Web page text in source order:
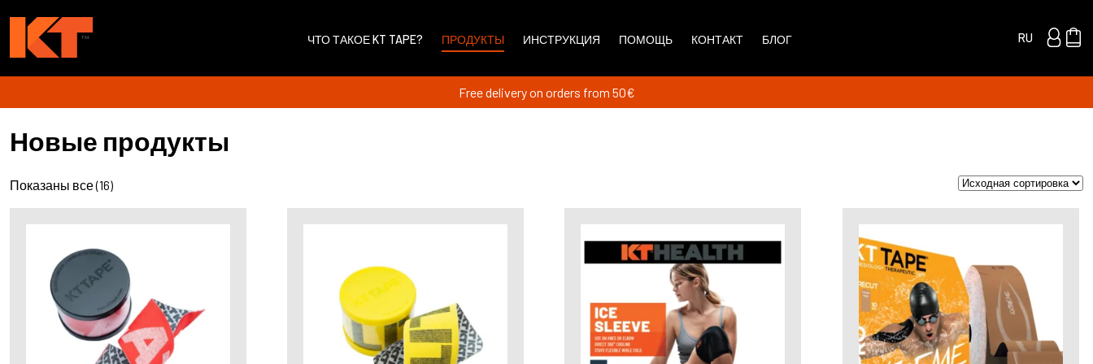
ЧТО ТАКОЕ KT TAPE? ПРОДУКТЫ ИНСТРУКЦИЯ ПОМОЩЬ КОНТАКТ БЛОГ RU
Free delivery on orders from 50€
Новые продукты
Показаны все (16)